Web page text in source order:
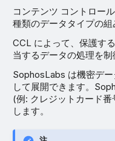
コンテンツ コントロー
種類のデータタイプの組
CCL によって、保護す
当するデータの処理を制
SophosLabs は機密デ
して展開できます。
(例: クレジットカード
します。